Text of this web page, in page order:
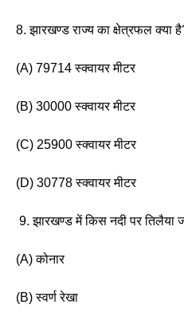
8. झारखण्ड राज्य का क्षेत्रफल क्या
(A) 79714 स्क्वायर मीटर
(B) 30000 स्क्वायर मीटर
(C) 25900 स्क्वायर मीटर
(D) 30778 स्क्वायर मीटर
9. झारखण्ड में किस नदी पर तिलैया
(A) कोनार
(B) स्वर्ण रेखा